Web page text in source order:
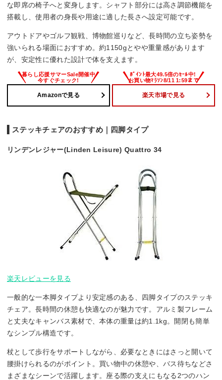
な即席の椅子へと変身します。シャフト部分には高さ調節機能を
搭載し、使用者の身長や用途に適した長さへ設定可能です。
アウトドアやゴルフ観戦、博物館巡りなど、長時間の立ち姿勢を
強いられる場面におすすめ。約1150gとやや重量感があります
が、安定性に優れた設計で体を支えます。
Amazonで見る 楽天市場で見る
ステッキチェアのおすすめ｜四脚タイプ
リンデンレジャー(Linden Leisure) Quattro 34
楽天レビューを見る
一般的な一本脚タイプより安定感のある、四脚タイプのステッキ
チェア。長時間の休憩も快適なのが魅力です。アルミ製フレーム
と丈夫なキャンバス素材で、本体の重量は約1.1kg。開閉も簡単
なシンプル構造です。
杖として歩行をサポートしながら、必要なときにはさっと開いて
腰掛けられるのがポイント。買い物中の休憩や、バス待ちなどさ
まざまなシーンで活躍します。座る際の支えにもなる2つのハン